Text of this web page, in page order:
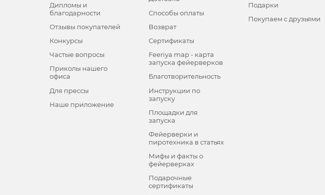
Дипломы и
благодарности
Отзывы покупателей
Конкурсы
Частые вопросы
Приколы нашего
офиса
Для прессы
Наше приложение
Способы оплаты
Возврат
Сертификаты
Feeriya map - карта
запуска фейерверков
Благотворительность
Инструкции по
запуску
Площадки для
запуска
Фейерверки и
пиротехника в статьях
Мифы и факты о
фейерверках
Подарочные
сертификаты
Подарки
Покупаем с друзьями